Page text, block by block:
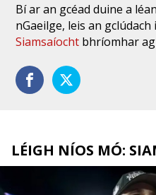
Bí ar an gcéad duine a
nGaeilge, leis an
Siamsaíocht bhríomhar
LÉIGH NÍOS MÓ: